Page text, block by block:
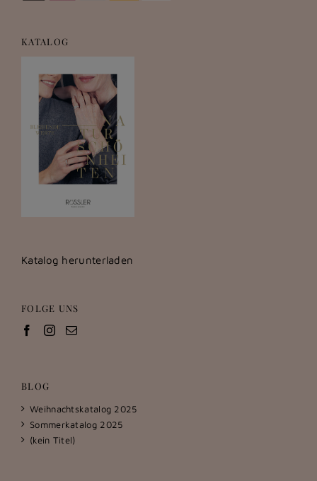
KATALOG
Katalog herunterladen
FOLGE UNS
BLOG
Weihnachtskatalog 2025
Sommerkatalog 2025
(kein Titel)